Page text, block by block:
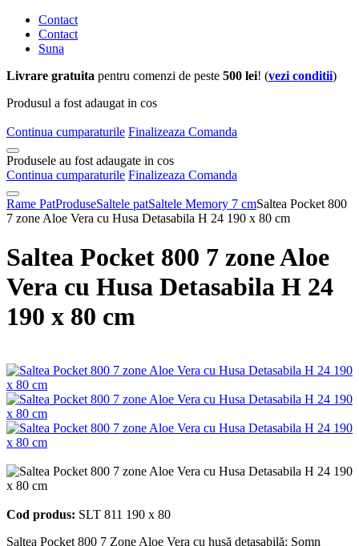
Contact
Contact
Suna
Livrare gratuita pentru comenzi de peste 500 lei! (vezi conditii)
Produsul a fost adaugat in cos
Continua cumparaturile Finalizeaza Comanda
Produsele au fost adaugate in cos
Continua cumparaturile Finalizeaza Comanda
Rame PatProduseSaltele patSaltele Memory 7 cmSaltea Pocket 800
7 zone Aloe Vera cu Husa Detasabila H 24 190 x 80 cm
Saltea Pocket 800 7 zone Aloe
Vera cu Husa Detasabila H 24
190 x 80 cm